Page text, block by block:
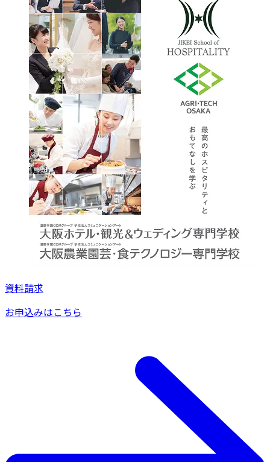
資料請求
お申込みはこちら